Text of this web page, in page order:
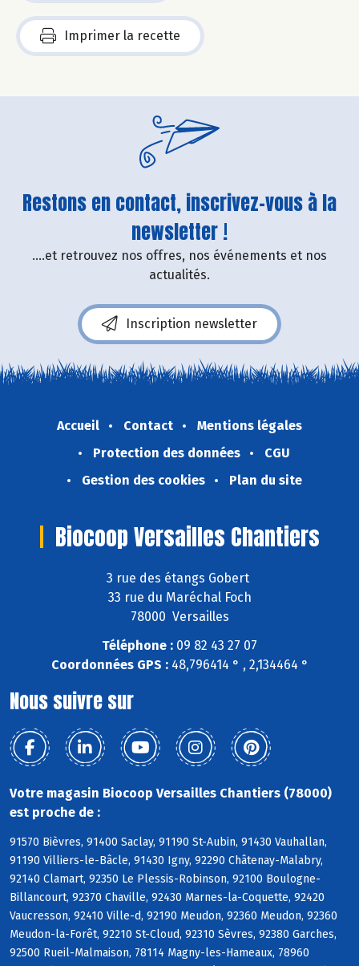
Imprimer la recette
Restons en contact, inscrivez-vous à la
newsletter !
....et retrouvez nos offres, nos événements et nos
actualités.
Inscription newsletter
Accueil Contact
Mentions légales
Protection des données
CGU
Gestion des cookies
Plan du site
Biocoop Versailles Chantiers
3 rue des étangs Gobert
33 rue du Maréchal Foch
78000 Versailles
Téléphone : 09 82 43 27 07
Coordonnées GPS :48,796414 ° , 2,134464 °
Nous suivre sur
Votre magasin Biocoop Versailles Chantiers (78000)
est proche de :
91570 Bièvres, 91400 Saclay, 91190 St-Aubin, 91430 Vauhallan,
91190 Villiers-le-Bâcle, 91430 Igny, 92290 Châtenay-Malabry,
92140 Clamart, 92350 Le Plessis-Robinson, 92100 Boulogne-
Billancourt, 92370 Chaville, 92430 Marnes-la-Coquette, 92420
Vaucresson, 92410 Ville-d, 92190 Meudon, 92360 Meudon, 92360
Meudon-la-Forêt, 92210 St-Cloud, 92310 Sèvres, 92380 Garches,
92500 Rueil-Malmaison, 78114 Magny-les-Hameaux, 78960